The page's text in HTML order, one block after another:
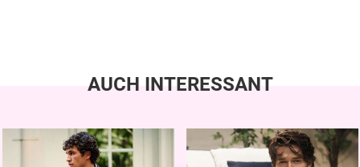
AUCH INTERESSANT